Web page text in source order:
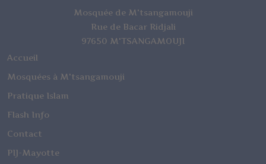
Mosquée de M'tsangamouji
Rue de Bacar Ridjali
97650 M'TSANGAMOUJI
Accueil
Mosquées à M'tsangamouji
Pratique Islam
Flash Info
Contact
PIJ-Mayotte